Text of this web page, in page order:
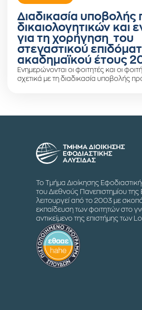
Διαδικασία
δικαιολογητικών και
για τη χορήγηση του
στεγαστικού
ακαδημαϊκού έτους
Ενημερώνονται οι φοιτητές και οι
σχετικά με τη διαδικασία υποβολής
Το Τμήμα Διοίκησης
του Διεθνούς Πανεπιστημίου
λειτουργεί από το 2003 με
εκπαίδευση των φοιτητών στο
αντικείμενο της επιστήμης των